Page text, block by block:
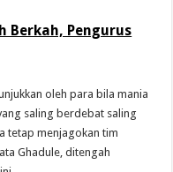
Berkah, Pengurus
oleh para bila mania
saling berdebat saling
tetap menjagokan tim
Ghadule, ditengah